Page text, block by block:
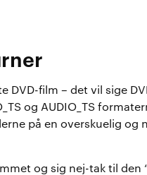
DVD-film – det vil sige
og AUDIO_TS
på en overskuelig og
og sig nej-tak til den